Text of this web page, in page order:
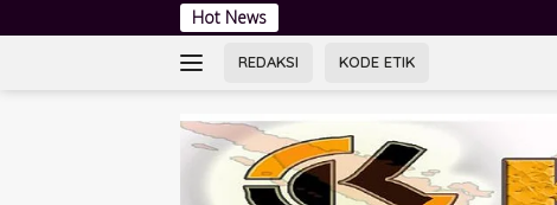
ke
Hot News Tingkatkan Literasi
REDAKSI KODE ETIK